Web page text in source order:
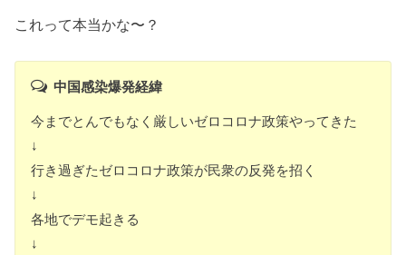
これって本当かな〜？
中国感染爆発経緯
今までとんでもなく厳しいゼロコロナ政策やってきた
↓
行き過ぎたゼロコロナ政策が民衆の反発を招く
↓
各地でデモ起きる
↓